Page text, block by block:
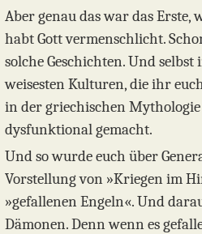
Aber genau das war das
habt Gott vermenschlicht.
solche Geschichten. Und
weisesten Kulturen, die ihr
in der griechischen
dysfunktional gemacht.
Und so wurde euch über
Vorstellung von »Kriegen im
»gefallenen Engeln«. Und
Dämonen. Denn wenn es